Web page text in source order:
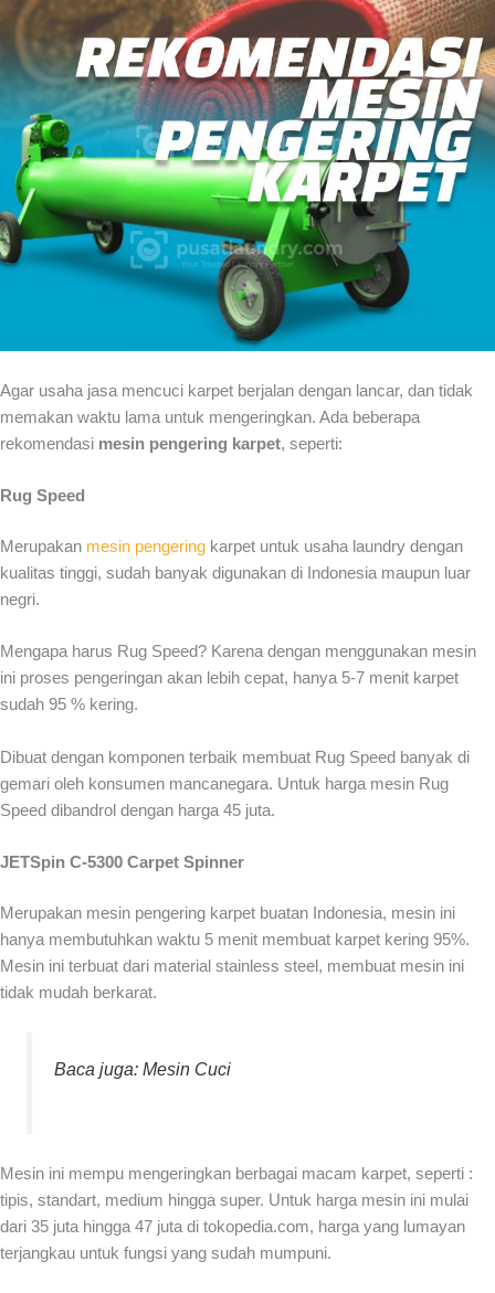
Agar usaha jasa mencuci karpet berjalan dengan lancar, dan tidak
memakan waktu lama untuk mengeringkan. Ada beberapa
rekomendasi mesin pengering karpet, seperti:
Rug Speed
Merupakan mesin pengering karpet untuk usaha laundry dengan
kualitas tinggi, sudah banyak digunakan di Indonesia maupun luar
negri.
Mengapa harus Rug Speed? Karena dengan menggunakan mesin
ini proses pengeringan akan lebih cepat, hanya 5-7 menit karpet
sudah 95 % kering.
Dibuat dengan komponen terbaik membuat Rug Speed banyak di
gemari oleh konsumen mancanegara. Untuk harga mesin Rug
Speed dibandrol dengan harga 45 juta.
JETSpin C-5300 Carpet Spinner
Merupakan mesin pengering karpet buatan Indonesia, mesin ini
hanya membutuhkan waktu 5 menit membuat karpet kering 95%.
Mesin ini terbuat dari material stainless steel, membuat mesin ini
tidak mudah berkarat.
Baca juga: Mesin Cuci
Mesin ini mempu mengeringkan berbagai macam karpet, seperti :
tipis, standart, medium hingga super. Untuk harga mesin ini mulai
dari 35 juta hingga 47 juta di tokopedia.com, harga yang lumayan
terjangkau untuk fungsi yang sudah mumpuni.